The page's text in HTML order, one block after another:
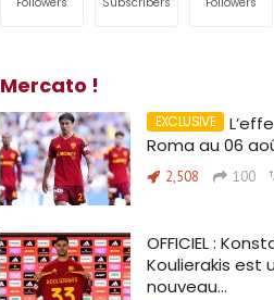
Mercato !
Roma au 06
2,508 100
OFFICIEL :
Koulierakis est
nouveau…